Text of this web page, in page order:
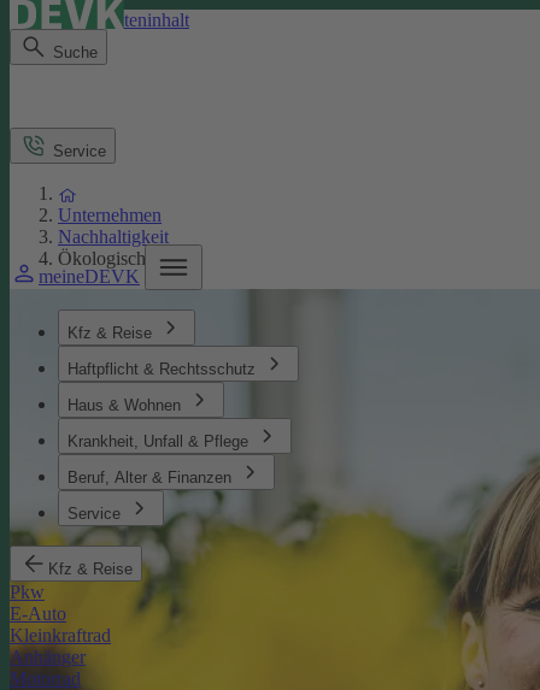
Direkt zum Seiteninhalt
Suche
meineDEVK
Kfz & Reise
Haftpflicht & Rechtsschutz
Haus & Wohnen
Krankheit, Unfall & Pflege
Beruf, Alter & Finanzen
Service
Kfz & Reise
Pkw
E-Auto
Kleinkraftrad
Anhänger
Motorrad
Service
Unternehmen
Nachhaltigkeit
Ökologisches